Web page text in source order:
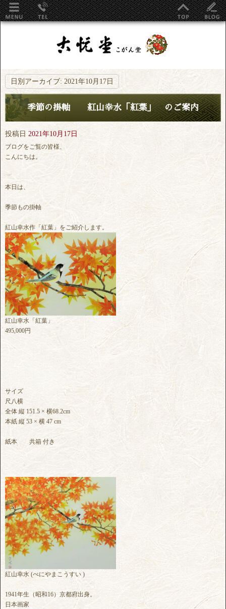
日別アーカイブ:2021年10月17日
季節の掛軸 紅山幸水「紅葉」 のご案内
投稿日 2021年10月17日
ブログをご覧の皆様、
こんにちは。
本日は、
季節もの掛軸
紅山幸水作「紅葉」をご紹介します。
紅山幸水「紅葉」
495,000円
サイズ
尺八横
全体 縦 151.5 × 横68.2cm
本紙 縦 53 × 横 47 cm
紙本 共箱 付き
紅山幸水 (べにやまこうすい )
1941年生（昭和16）京都府出身。
日本画家